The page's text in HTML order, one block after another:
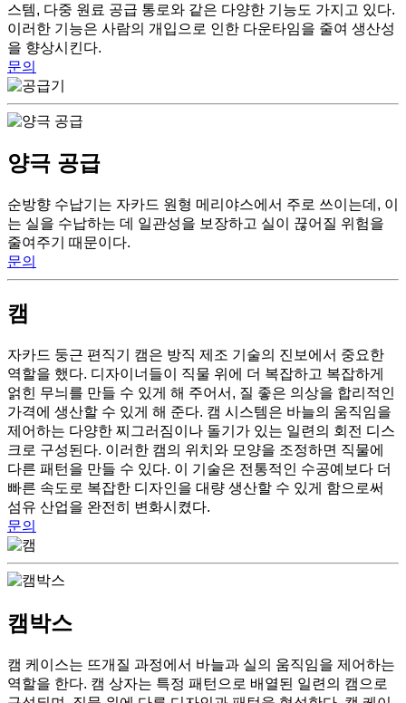
스템, 다중 원료 공급 통로와 같은 다양한 기능도 가지고 있다.
이러한 기능은 사람의 개입으로 인한 다운타임을 줄여 생산성
을 향상시킨다.
문의
양극 공급
순방향 수납기는 자카드 원형 메리야스에서 주로 쓰이는데, 이
는 실을 수납하는 데 일관성을 보장하고 실이 끊어질 위험을
줄여주기 때문이다.
문의
캠
자카드 둥근 편직기 캠은 방직 제조 기술의 진보에서 중요한
역할을 했다. 디자이너들이 직물 위에 더 복잡하고 복잡하게
얽힌 무늬를 만들 수 있게 해 주어서, 질 좋은 의상을 합리적인
가격에 생산할 수 있게 해 준다. 캠 시스템은 바늘의 움직임을
제어하는 다양한 찌그러짐이나 돌기가 있는 일련의 회전 디스
크로 구성된다. 이러한 캠의 위치와 모양을 조정하면 직물에
다른 패턴을 만들 수 있다. 이 기술은 전통적인 수공예보다 더
빠른 속도로 복잡한 디자인을 대량 생산할 수 있게 함으로써
섬유 산업을 완전히 변화시켰다.
문의
캠박스
캠 케이스는 뜨개질 과정에서 바늘과 실의 움직임을 제어하는
역할을 한다. 캠 상자는 특정 패턴으로 배열된 일련의 캠으로